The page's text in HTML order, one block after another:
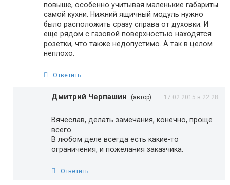
повыше, особенно учитывая маленькие габариты
самой кухни. Нижний ящичный модуль нужно
было расположить сразу справа от духовки. И
еще рядом с газовой поверхностью находятся
розетки, что также недопустимо. А так в целом
неплохо.
Ответить
Дмитрий Черпашин (автор) 17.02.2015 в 22:28
Вячеслав, делать замечания, конечно, проще
всего.
В любом деле всегда есть какие-то
ограничения, и пожелания заказчика.
Ответить